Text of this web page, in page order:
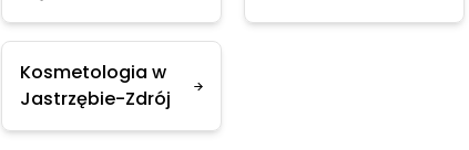
Kosmetologia w
Jastrzębie-Zdrój